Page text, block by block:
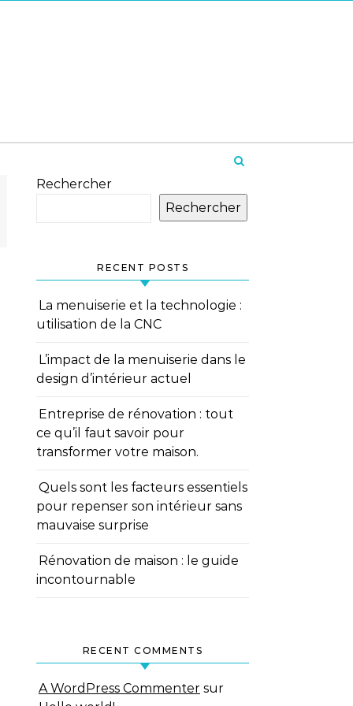
Rechercher
Rechercher
RECENT POSTS
La menuiserie et la technologie :
utilisation de la CNC
L’impact de la menuiserie dans le
design d’intérieur actuel
Entreprise de rénovation : tout
ce qu’il faut savoir pour
transformer votre maison.
Quels sont les facteurs essentiels
pour repenser son intérieur sans
mauvaise surprise
Rénovation de maison : le guide
incontournable
RECENT COMMENTS
A WordPress Commenter sur